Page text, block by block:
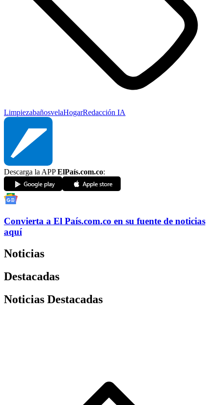
LimpiezabañosvelaHogarRedacción IA
Descarga la APPElPaís.com.co:
Convierta a El País.com.co en su fuente de noticias
aquí
Noticias
Destacadas
Noticias Destacadas